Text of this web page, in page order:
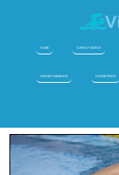
HOME CURSOS Y VIDEOS
CIENCIA Y NATACION CONTACTENOS